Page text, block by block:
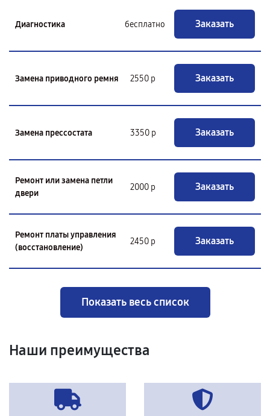
Диагностика бесплатно Заказать
Замена приводного ремня 2550 р Заказать
Замена прессостата 3350 р Заказать
Ремонт или замена петли
двери
2000 р Заказать
Ремонт платы управления
(восстановление)
2450 р Заказать
Показать весь список
Наши преимущества